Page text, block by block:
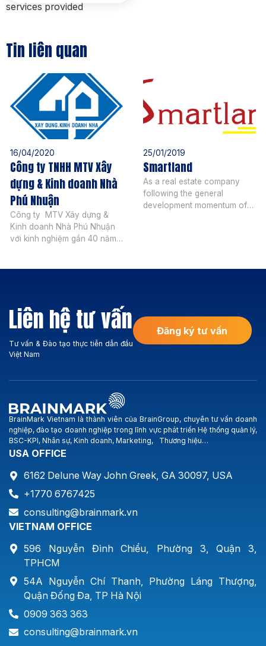
services provided
Tin liên quan
16/04/2020
Công ty TNHH MTV Xây
dựng & Kinh doanh Nhà
Phú Nhuận
Công ty MTV Xây dựng &
Kinh doanh Nhà Phú Nhuận
với kinh nghiệm gần 40 năm
trường. Hoạt động kinh
doanh chính của Công ty:
25/01/2019
Smartland
As a real estate company
following the general
development momentum of
Hung Long …). Smartland […]
Liên hệ tư vấn
Tư vấn & Đào tạo thực tiễn dẫn đầu
Việt Nam
Đăng ký tư vấn
BrainMark Vietnam là thành viên của BrainGroup, chuyên tư vấn doanh
nghiệp, đào tạo doanh nghiệp trong lĩnh vực phát triển Hệ thống quản lý,
BSC-KPI, Nhân sự, Kinh doanh, Marketing, Thương hiệu…
USA OFFICE
6162 Delune Way John Greek, GA 30097, USA
+1770 6767425
consulting@brainmark.vn
VIETNAM OFFICE
596 Nguyễn Đình Chiểu, Phường 3, Quận 3,
TPHCM
54A Nguyễn Chí Thanh, Phường Láng Thượng,
Quận Đống Đa, TP Hà Nội
0909 363 363
consulting@brainmark.vn